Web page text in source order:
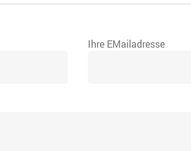
Ihre EMailadresse